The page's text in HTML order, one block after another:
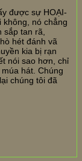
được sự HOẠI-
không, nó chẳng
sắp tan rã,
hét đánh vã
kia bị rạn
nói sao hơn, chỉ
hát. Chúng
chúng tôi đã